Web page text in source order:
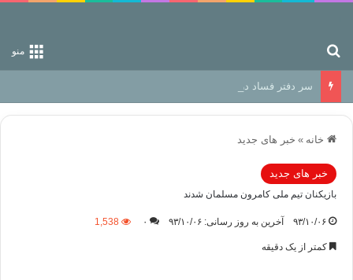
منو
سر دفتر فساد در زمین‌، دوری وکناره‌گیری از راه خداست‌!
خانه » خبر های جدید
خبر های جدید
بازیکنان تیم ملی کامرون مسلمان شدند
۹۳/۱۰/۰۶ آخرین به روز رسانی: ۹۳/۱۰/۰۶ ۰ 1,538
کمتر از یک دقیقه